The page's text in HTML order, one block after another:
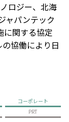
ロジー、北海
ャパンテック
に関する協定
協働により日
コーポレート
PRT